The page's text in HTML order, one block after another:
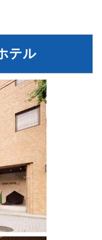
テル